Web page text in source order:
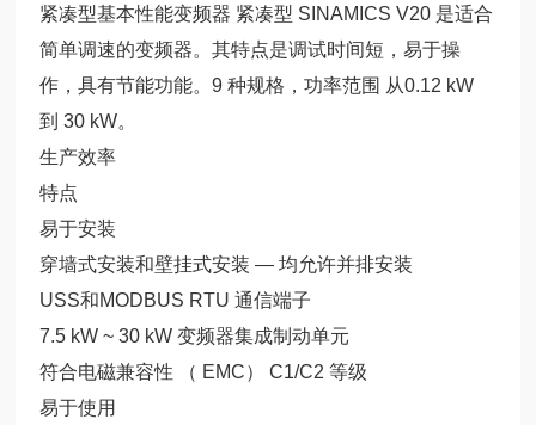
紧凑型基本性能变频器 紧凑型 SINAMICS V20 是适合
简单调速的变频器。其特点是调试时间短，易于操
作，具有节能功能。9 种规格，功率范围 从0.12 kW
到 30 kW。
生产效率
特点
易于安装
穿墙式安装和壁挂式安装 — 均允许并排安装
USS和MODBUS RTU 通信端子
7.5 kW ~ 30 kW 变频器集成制动单元
符合电磁兼容性 （ EMC） C1/C2 等级
易于使用